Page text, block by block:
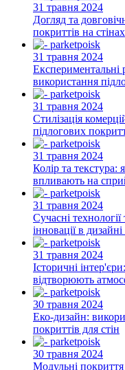
31 травня 2024
Догляд та
покриттів на стінах
31 травня 2024
Експериментальні
використання
31 травня 2024
Стилізація
підлогових
31 травня 2024
Колір та текстура:
впливають на
31 травня 2024
Сучасні
інновації в
31 травня 2024
Історичні
відтворюють
30 травня 2024
Еко-дизайн:
покриттів для стін
30 травня 2024
Модульні покриття